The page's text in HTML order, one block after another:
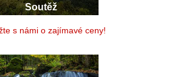
Soutěž
s námi o zajímavé ceny!